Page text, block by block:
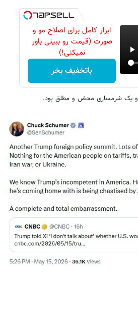
ابزار کامل برای اصلاح مو و
صورت (قیمت رو ببینی باور
نمیکنی!)
باتخفیف بخر
و یک شرمساری محض و مطلق بود.